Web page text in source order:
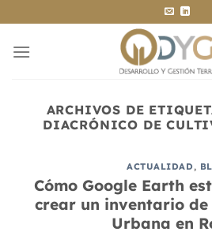
al
contenido
ARCHIVOS DE
DIACRÓNICO DE
ACTUALIDAD,
Cómo Google Earth
crear un inventario
Urbana en